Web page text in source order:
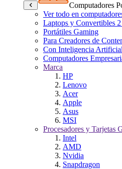
Computadores
Ver todo en
Laptops y Convertibles 2
Portátiles Gaming
Para Creadores de
Con Inteligencia Artificial
Computadores
Marca
HP
Lenovo
Acer
Apple
Asus
MSI
Procesadores y Tarjetas
Intel
AMD
Nvidia
Snapdragon